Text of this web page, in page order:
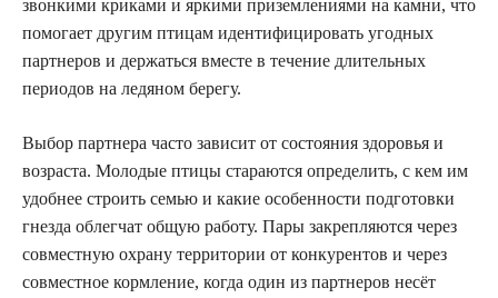
звонкими криками и яркими приземлениями на камни, что
помогает другим птицам идентифицировать угодных
партнеров и держаться вместе в течение длительных
периодов на ледяном берегу.
Выбор партнера часто зависит от состояния здоровья и
возраста. Молодые птицы стараются определить, с кем им
удобнее строить семью и какие особенности подготовки
гнезда облегчат общую работу. Пары закрепляются через
совместную охрану территории от конкурентов и через
совместное кормление, когда один из партнеров несёт